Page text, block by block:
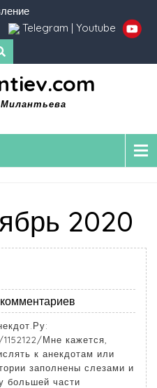
Telegram | Youtube
2020
Мне кажется,
к анекдотам или
заполнены слезами и
большей части